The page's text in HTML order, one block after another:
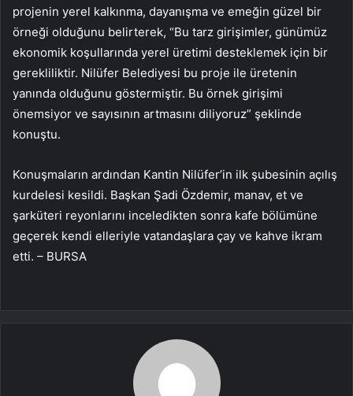
projenin yerel kalkınma, dayanışma ve emeğin güzel bir
örneği olduğunu belirterek, “Bu tarz girişimler, günümüz
ekonomik koşullarında yerel üretimi desteklemek için bir
gerekliliktir. Nilüfer Belediyesi bu proje ile üretenin
yanında olduğunu göstermiştir. Bu örnek girişimi
önemsiyor ve sayısının artmasını diliyoruz” şeklinde
konuştu.
Konuşmaların ardından Kantin Nilüfer’in ilk şubesinin açılış
kurdelesi kesildi. Başkan Şadi Özdemir, manav, et ve
şarküteri reyonlarını inceledikten sonra kafe bölümüne
geçerek kendi elleriyle vatandaşlara çay ve kahve ikram
etti. – BURSA